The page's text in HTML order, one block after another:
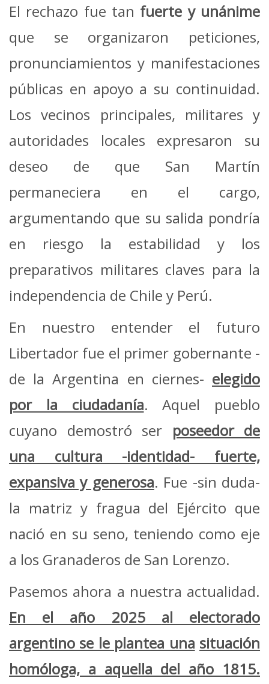
El rechazo fue tan fuerte y unánime
que se organizaron peticiones,
pronunciamientos y manifestaciones
públicas en apoyo a su continuidad.
Los vecinos principales, militares y
autoridades locales expresaron su
deseo de que San Martín
permaneciera en el cargo,
argumentando que su salida pondría
en riesgo la estabilidad y los
preparativos militares claves para la
independencia de Chile y Perú.
En nuestro entender el futuro
Libertador fue el primer gobernante -
de la Argentina en ciernes- elegido
por la ciudadanía. Aquel pueblo
cuyano demostró ser poseedor de
una cultura -identidad- fuerte,
expansiva y generosa. Fue -sin duda-
la matriz y fragua del Ejército que
nació en su seno, teniendo como eje
a los Granaderos de San Lorenzo.
Pasemos ahora a nuestra actualidad.
En el año 2025
al electorado
argentino se le plantea una situación
homóloga, a aquella del año 1815.